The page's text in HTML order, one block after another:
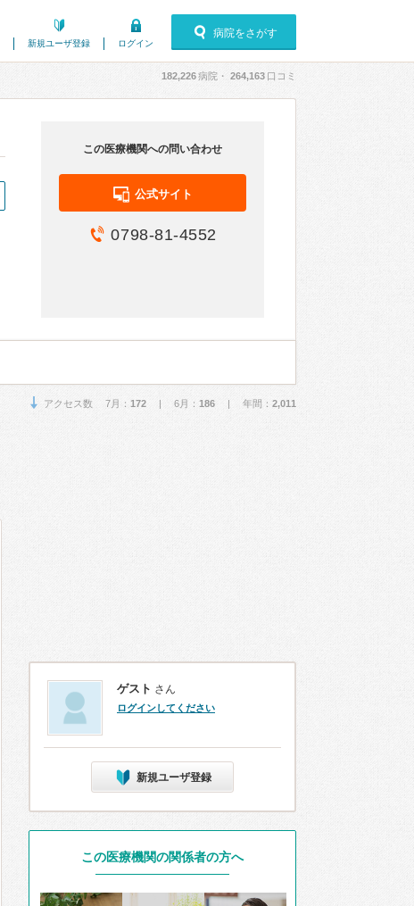
新規ユーザ登録 ログイン
病院をさがす
182,226病院・ 264,163 口コミ
この医療機関への問い合わせ
公式サイト
0798-81-4552
アクセス数 7月： 172 | 6月： 186 | 年間： 2,011
ゲスト さん
ログインしてください
新規ユーザ登録
この医療機関の関係者の方へ